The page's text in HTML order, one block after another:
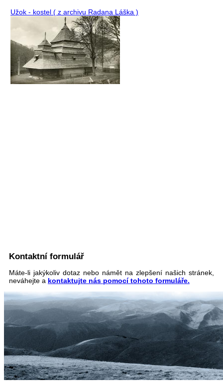
Užok - kostel ( z archivu Radana Láška )
Kontaktní formulář
Máte-li jakýkoliv dotaz nebo námět na zlepšení našich stránek,
neváhejte a kontaktujte nás pomocí tohoto formuláře.